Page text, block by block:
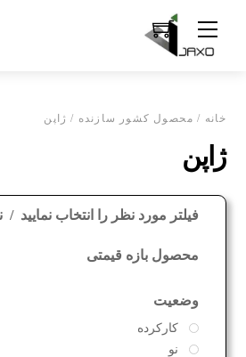
content
Menu
خانه / محصول کشور سازنده / ژاپن
ژاپن
فیلتر مورد نظر را انتخاب نمایید
محصول بازه قیمتی
وضعیت
کارکرده
نو